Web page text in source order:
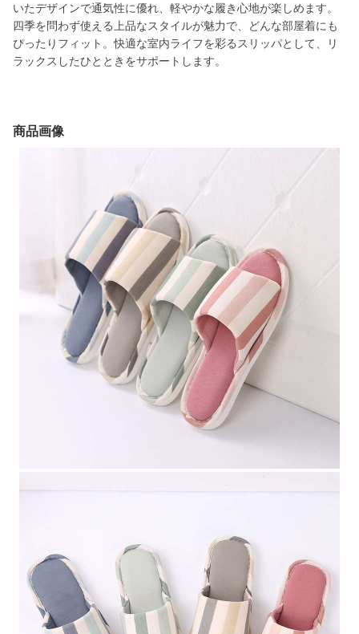
いたデザインで通気性に優れ、軽やかな履き心地が楽しめます。
四季を問わず使える上品なスタイルが魅力で、どんな部屋着にも
ぴったりフィット。快適な室内ライフを彩るスリッパとして、リ
ラックスしたひとときをサポートします。
商品画像